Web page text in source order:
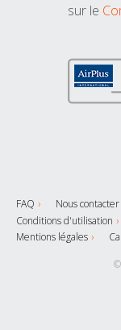
sur le
FAQ Nous contacter
Conditions d'utilisation
Mentions légales